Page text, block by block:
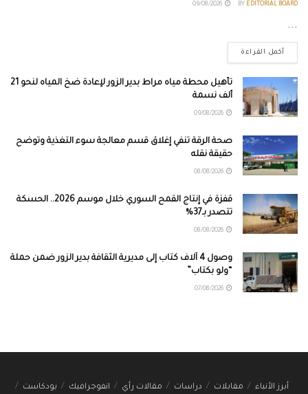
BY EDITORIAL BOARD
...
أكمل القراءة
تأهيل محطة مياه مراط بدير الزور لإعادة ضخ المياه لنحو 21
ألف نسمة
صحة الرقة تنفي إغلاق قسم معالجة سوء التغذية وتوضح
حقيقة نقله
قفزة في إنتاج القمح السوري خلال موسم 2026.. الحسكة
تتصدر بـ37%
وصول 4 آلاف كتاب إلى مديرية الثقافة بدير الزور ضمن حملة
“ولو بكتاب”
أبرز الأنباء مقابلات دراسات مقالات رأي انفوجرافيك بودكاست